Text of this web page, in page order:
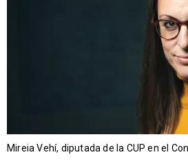
Mireia Vehí, diputada de la CUP en el